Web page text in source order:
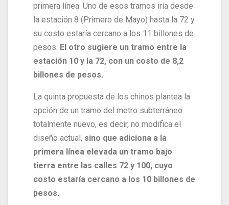
primera línea. Uno de esos tramos iría desde
la estación 8 (Primero de Mayo) hasta la 72 y
su costo estaría cercano a los 11 billones de
pesos. El otro sugiere un tramo entre la
estación 10 y la 72, con un costo de 8,2
billones de pesos.
La quinta propuesta de los chinos plantea la
opción de un tramo del metro subterráneo
totalmente nuevo, es decir, no modifica el
diseño actual, sino que adiciona a la
primera línea elevada un tramo bajo
tierra entre las calles 72 y 100, cuyo
costo estaría cercano a los 10 billones de
pesos.